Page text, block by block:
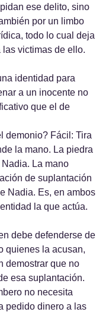
ese delito, sino
por un limbo
todo lo cual deja
victimas de ello.
identidad para
a un inocente no
que el de
demonio? Fácil: Tira
la mano. La piedra
La mano
de suplantación
Nadia. Es, en ambos
la que actúa.
debe defenderse de
quienes la acusan,
demostrar que no
esa suplantación.
no necesita
pedido dinero a las